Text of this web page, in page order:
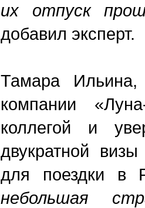
их отпуск
добавил
Тамара Ильина,
компании
коллегой и
двукратной
для поездки в
небольшая